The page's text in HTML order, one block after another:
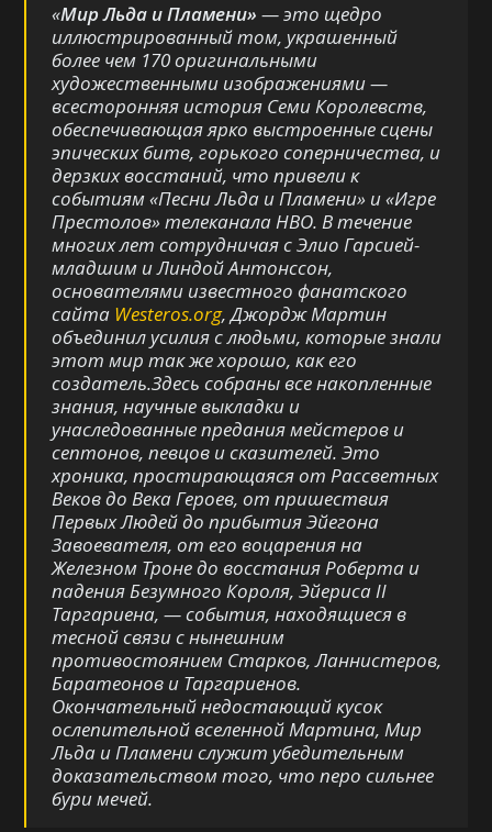
«Мир Льда и Пламени» — это щедро
иллюстрированный том, украшенный
более чем 170 оригинальными
художественными изображениями —
всесторонняя история Семи Королевств,
обеспечивающая ярко выстроенные сцены
эпических битв, горького соперничества, и
дерзких восстаний, что привели к
событиям «Песни Льда и Пламени» и «Игре
Престолов» телеканала НВО. В течение
многих лет сотрудничая с Элио Гарсией-
младшим и Линдой Антонссон,
основателями известного фанатского
сайта Westeros.org, Джордж Мартин
объединил усилия с людьми, которые знали
этот мир так же хорошо, как его
создатель.Здесь собраны все накопленные
знания, научные выкладки и
унаследованные предания мейстеров и
септонов, певцов и сказителей. Это
хроника, простирающаяся от Рассветных
Веков до Века Героев, от пришествия
Первых Людей до прибытия Эйегона
Завоевателя, от его воцарения на
Железном Троне до восстания Роберта и
падения Безумного Короля, Эйериса II
Таргариена, — события, находящиеся в
тесной связи с нынешним
противостоянием Старков, Ланнистеров,
Баратеонов и Таргариенов.
Окончательный недостающий кусок
ослепительной вселенной Мартина, Мир
Льда и Пламени служит убедительным
доказательством того, что перо сильнее
бури мечей.